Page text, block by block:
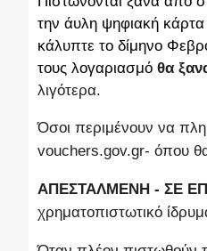
την άυλη ψηφιακή
κάλυπτε το δίμηνο
τους λογαριασμό θα
λιγότερα.
Όσοι περιμένουν να
vouchers.gov.gr- όπου
ΑΠΕΣΤΑΛΜΕΝΗ - ΣΕ
χρηματοπιστωτικό